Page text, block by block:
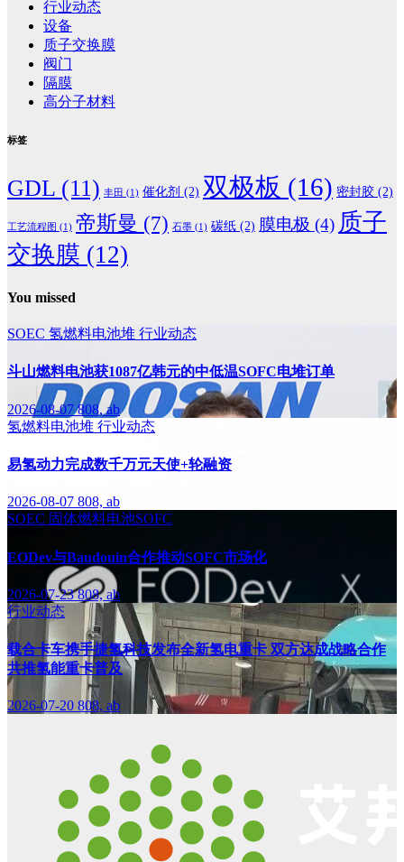
行业动态
设备
质子交换膜
阀门
隔膜
高分子材料
标签
GDL (11) 丰田 (1) 催化剂 (2) 双极板 (16) 密封胶 (2)
工艺流程图 (1) 帝斯曼 (7) 石墨 (1) 碳纸 (2) 膜电极 (4) 质子
交换膜 (12)
You missed
SOEC 氢燃料电池堆 行业动态
斗山燃料电池获1087亿韩元的中低温SOFC电堆订单
2026-08-07808, ab
氢燃料电池堆 行业动态
易氢动力完成数千万元天使+轮融资
2026-08-07 808, ab
SOEC 固体燃料电池SOFC
EODev与Baudouin合作推动SOFC市场化
2026-07-23808, ab
行业动态
载合卡车携手捷氢科技发布全新氢电重卡 双方达成战略合作
共推氢能重卡普及
2026-07-20 808, ab